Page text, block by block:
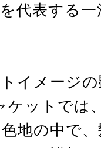
代表する
イメージ
ケットでは
地の中で